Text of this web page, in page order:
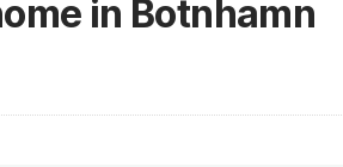
in Botnhamn